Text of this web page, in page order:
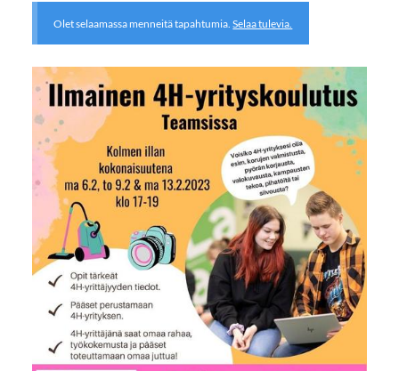
Olet selaamassa menneitä tapahtumia.Selaa tulevia.